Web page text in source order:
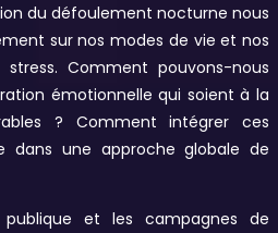
du défoulement nocturne nous
sur nos modes de vie et nos
Comment pouvons-nous
émotionnelle qui soient à la
? Comment intégrer ces
dans une approche globale de
et les campagnes de